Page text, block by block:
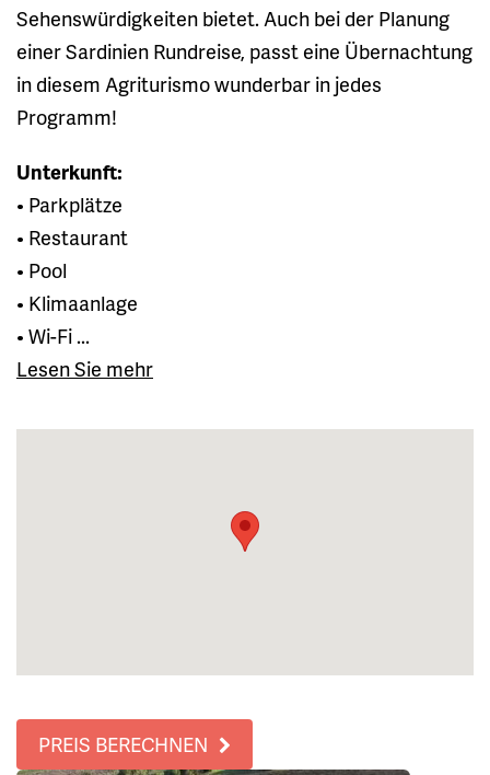
Sehenswürdigkeiten bietet. Auch bei der Planung
einer Sardinien Rundreise, passt eine Übernachtung
in diesem Agriturismo wunderbar in jedes
Programm!
Unterkunft:
• Parkplätze
• Restaurant
• Pool
• Klimaanlage
• Wi-Fi ...
Lesen Sie mehr
PREIS BERECHNEN